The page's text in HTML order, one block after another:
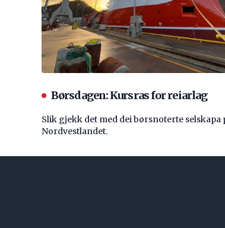
Børsdagen: Kursras for reiarlag
Slik gjekk det med dei børsnoterte selskapa
Nordvestlandet.